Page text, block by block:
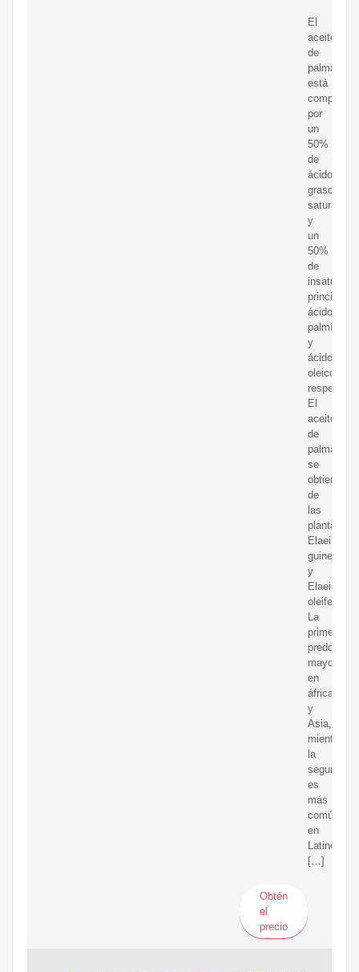
El
aceite
de
palma
está
compuesto
por
un
50%
de
ácidos
grasos
saturados
y
un
50%
de
ácido
palmítico
y
ácido
oleico,
El
aceite
de
palma
se
obtiene
de
las
plantas
Elaeis
guineensis
y
Elaeis
oleifera.
La
primera
predomina
en
áfrica
y
Asia,
mientras
la
segunda
es
más
común
en
[…]
Obtén
el
precio